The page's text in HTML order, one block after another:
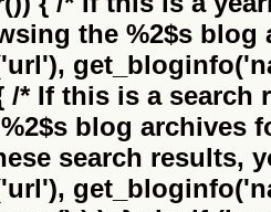
the %2$s blog
/* If this is a search
%2$s blog archives
search results,